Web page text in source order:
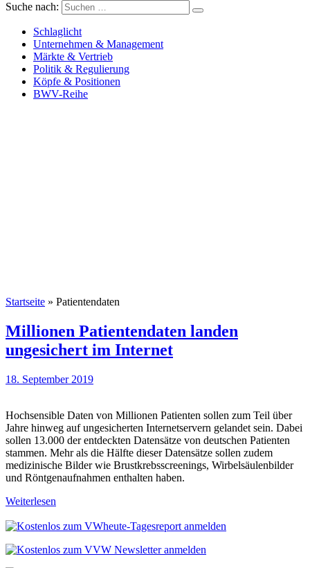
Versicherungswirtschaft-heute
Suche nach:
Schlaglicht
Unternehmen & Management
Märkte & Vertrieb
Politik & Regulierung
Köpfe & Positionen
BWV-Reihe
Startseite » Patientendaten
Millionen Patientendaten landen
ungesichert im Internet
18. September 2019
Hochsensible Daten von Millionen Patienten sollen zum Teil über
Jahre hinweg auf ungesicherten Internetservern gelandet sein. Dabei
sollen 13.000 der entdeckten Datensätze von deutschen Patienten
stammen. Mehr als die Hälfte dieser Datensätze sollen zudem
medizinische Bilder wie Brustkrebsscreenings, Wirbelsäulenbilder
und Röntgenaufnahmen enthalten haben.
Weiterlesen